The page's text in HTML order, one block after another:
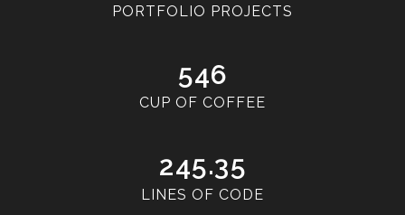
PORTFOLIO PROJECTS
546
CUP OF COFFEE
245.35
LINES OF CODE